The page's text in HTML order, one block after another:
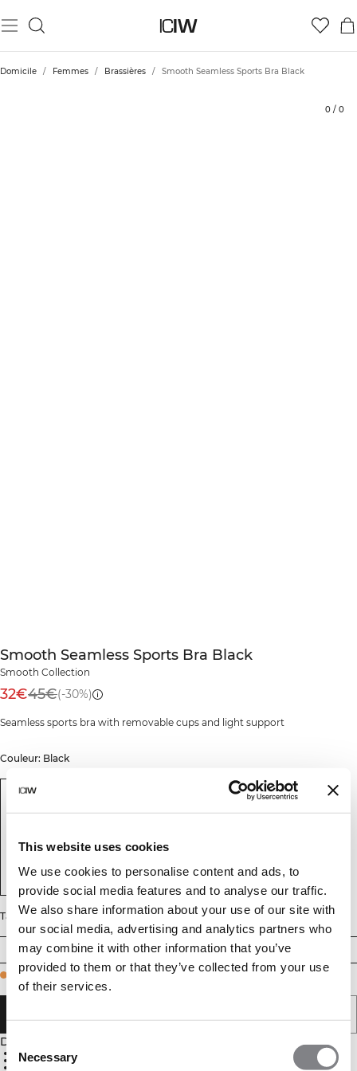
This website uses cookies
We use cookies to personalise content and ads, to
provide social media features and to analyse our traffic.
We also share information about your use of our site with
our social media, advertising and analytics partners who
may combine it with other information that you’ve
provided to them or that they’ve collected from your use
of their services.
Consent
Selection
Necessary
Domicile / Femmes / Brassières / Smooth Seamless Sports Bra Black
0 / 0
Smooth Seamless Sports Bra Black
Smooth Collection
32€45€(-30%)
Seamless sports bra with removable cups and light support
Couleur: Black
Taille
XS S M L XL
Few in stock
Description
92% polyamide recyclé
8% elastan
Sans coutures